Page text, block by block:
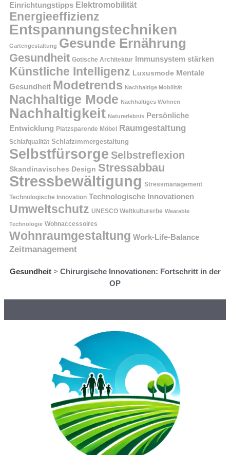
Einrichtungstipps Elektromobilität
Energieeffizienz
Entspannungstechniken
Gartengestaltung Gesunde Ernährung
Gesundheit Gotische Architektur Immunsystem stärken
Künstliche Intelligenz Luxusmode Mentale
Gesundheit Modetrends Nachhaltige Mobilität
Nachhaltige Mode Nachhaltiges Wohnen
Nachhaltigkeit Naturerlebnis Persönliche
Entwicklung Platzsparende Möbel Raumgestaltung
Schlafqualität Schlafzimmergestaltung
Selbstfürsorge Selbstreflexion
Skandinavisches Design Stressabbau
Stressbewältigung Stressmanagement
Technologische Innovation Technologische Innovationen
Umweltschutz UNESCO Weltkulturerbe Wearable
Technologie Wohnaccessoires
Wohnraumgestaltung Work-Life-Balance
Zeitmanagement
Gesundheit> Chirurgische Innovationen: Fortschritt in der
OP